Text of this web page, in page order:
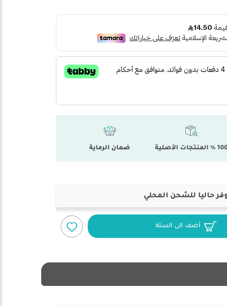
المنتجات الأصلية ضمان الرماية
حاليا للشحن المحلي
أضف الى السلة